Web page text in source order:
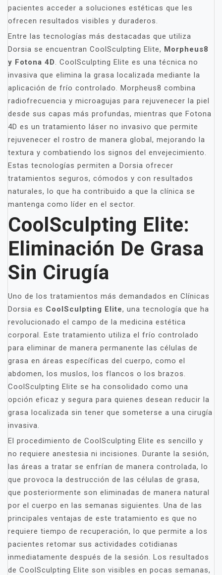
pacientes acceder a soluciones estéticas que les
ofrecen resultados visibles y duraderos.
Entre las tecnologías más destacadas que utiliza
Dorsia se encuentran CoolSculpting Elite, Morpheus8
y Fotona 4D. CoolSculpting Elite es una técnica no
invasiva que elimina la grasa localizada mediante la
aplicación de frío controlado. Morpheus8 combina
radiofrecuencia y microagujas para rejuvenecer la piel
desde sus capas más profundas, mientras que Fotona
4D es un tratamiento láser no invasivo que permite
rejuvenecer el rostro de manera global, mejorando la
textura y combatiendo los signos del envejecimiento.
Estas tecnologías permiten a Dorsia ofrecer
tratamientos seguros, cómodos y con resultados
naturales, lo que ha contribuido a que la clínica se
mantenga como líder en el sector.
CoolSculpting Elite:
Eliminación De Grasa
Sin Cirugía
Uno de los tratamientos más demandados en Clínicas
Dorsia es CoolSculpting Elite, una tecnología que ha
revolucionado el campo de la medicina estética
corporal. Este tratamiento utiliza el frío controlado
para eliminar de manera permanente las células de
grasa en áreas específicas del cuerpo, como el
abdomen, los muslos, los flancos o los brazos.
CoolSculpting Elite se ha consolidado como una
opción eficaz y segura para quienes desean reducir la
grasa localizada sin tener que someterse a una cirugía
invasiva.
El procedimiento de CoolSculpting Elite es sencillo y
no requiere anestesia ni incisiones. Durante la sesión,
las áreas a tratar se enfrían de manera controlada, lo
que provoca la destrucción de las células de grasa,
que posteriormente son eliminadas de manera natural
por el cuerpo en las semanas siguientes. Una de las
principales ventajas de este tratamiento es que no
requiere tiempo de recuperación, lo que permite a los
pacientes retomar sus actividades cotidianas
inmediatamente después de la sesión. Los resultados
de CoolSculpting Elite son visibles en pocas semanas,